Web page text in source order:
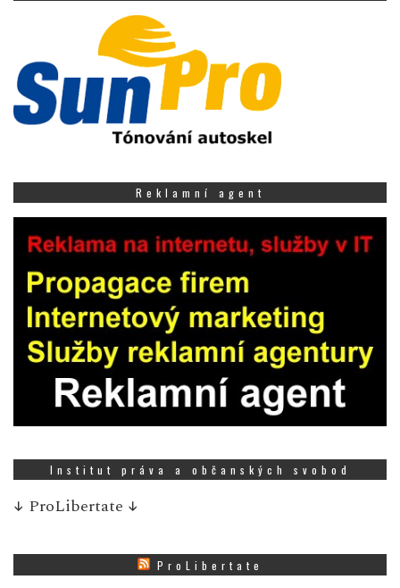
Reklamní agent
Institut práva a občanských svobod
↓ ProLibertate ↓
ProLibertate